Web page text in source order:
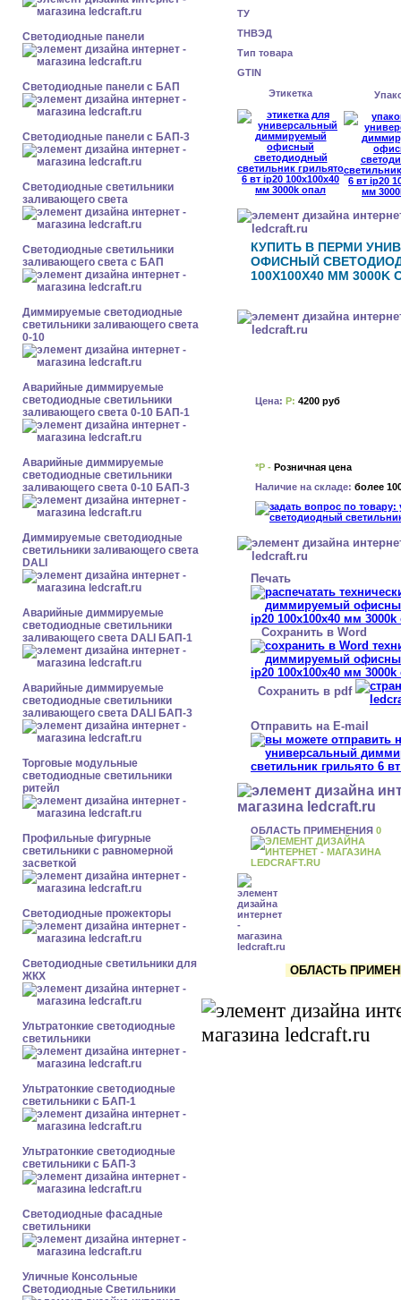
Cветодиодные панели
Cветодиодные панели с БАП
Cветодиодные панели с БАП-3
Светодиодные светильники
заливающего света
Светодиодные светильники
заливающего света с БАП
Диммируемые светодиодные
светильники заливающего света
0-10
Аварийные диммируемые
светодиодные светильники
заливающего света 0-10 БАП-1
Аварийные диммируемые
светодиодные светильники
заливающего света 0-10 БАП-3
Диммируемые светодиодные
светильники заливающего света
DALI
Аварийные диммируемые
светодиодные светильники
заливающего света DALI БАП-1
Аварийные диммируемые
светодиодные светильники
заливающего света DALI БАП-3
Торговые модульные
светодиодные светильники
ритейл
Профильные фигурные
светильники с равномерной
засветкой
Светодиодные прожекторы
Светодиодные светильники для
ЖКХ
Ультратонкие светодиодные
светильники
Ультратонкие светодиодные
светильники с БАП-1
Ультратонкие светодиодные
светильники с БАП-3
Светодиодные фасадные
светильники
Уличные Консольные
Светодиодные Светильники
ТУ
ТНВЭД
Тип товара
GTIN
Этикетка
КУПИТЬ В ПЕРМИ
ОФИСНЫЙ
100X100X40 ММ 3000K
Цена: Р: 4200 руб
*Р - Розничная цена
Наличие на складе: более
Печать
Сохранить в Word
Сохранить в pdf
Отправить на E-mail
ОБЛАСТЬ ПРИМЕНЕНИЯ 0
ОБЛАСТЬ